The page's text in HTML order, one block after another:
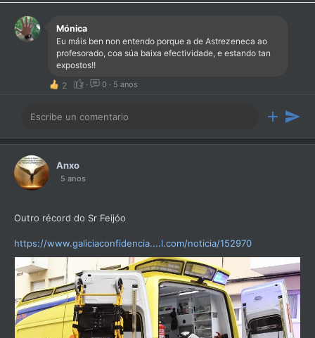
Mónica
Eu máis ben non entendo porque a de Astrezeneca ao
profesorado, coa súa baixa efectividade, e estando tan
expostos!!
2
· 0 · 5 anos
Anxo
5 anos
Outro récord do Sr Feijóo
https://www.galiciaconfidencia....l.com/noticia/152970